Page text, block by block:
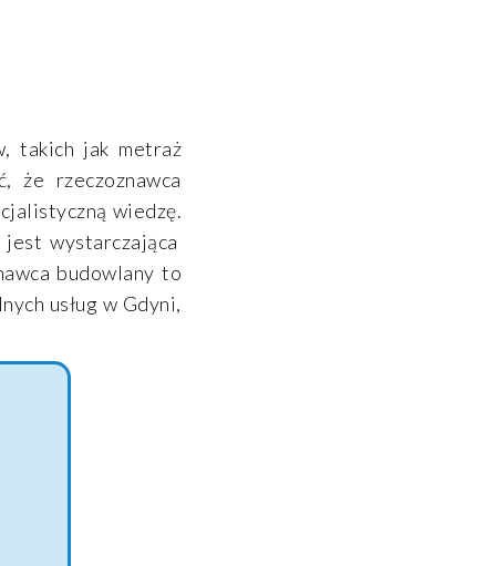
takich jak metraż
że rzeczoznawca
wiedzę.
wystarczająca
budowlany to
usług w Gdyni,